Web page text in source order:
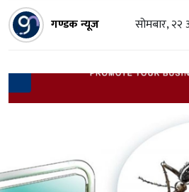
गण्डक न्यूज सोमबार, २२